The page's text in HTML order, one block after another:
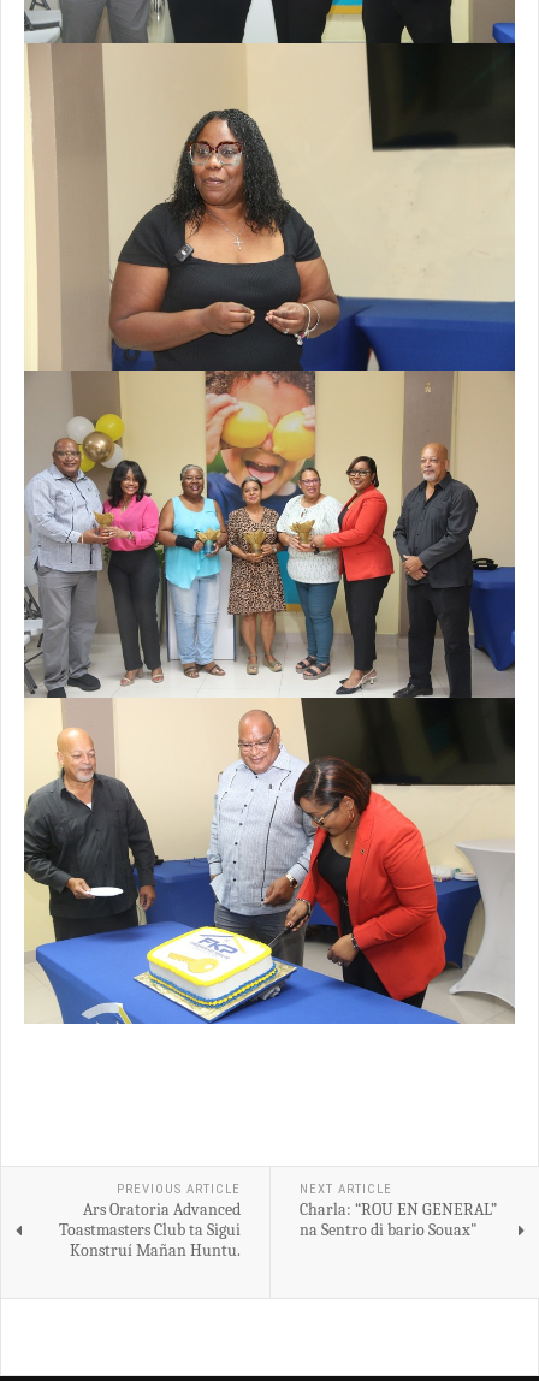
PREVIOUS ARTICLE
Ars Oratoria Advanced
Toastmasters Club ta Sigui
Konstruí Mañan Huntu.
NEXT ARTICLE
Charla: “ROU EN GENERAL”
na Sentro di bario Souax"